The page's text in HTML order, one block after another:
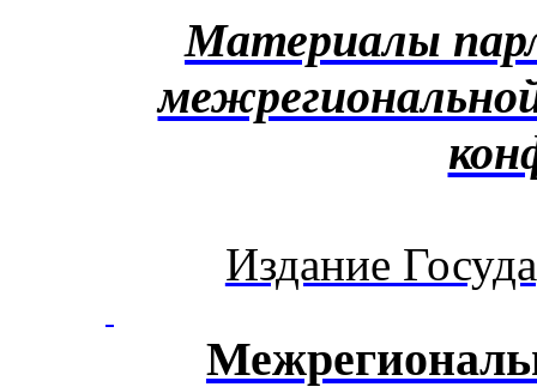
Материалы
Издание